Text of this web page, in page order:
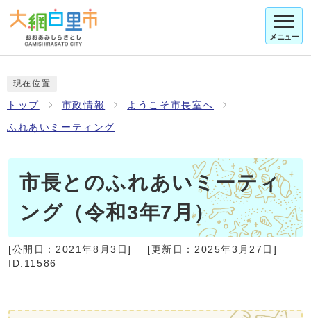
メニュー
現在位置
トップ 市政情報 ようこそ市長室へ
ふれあいミーティング
市長とのふれあいミーティ
ング（令和3年7月）
[公開日： 2021年8月3日] [更新日： 2025年3月27日]
ID:11586